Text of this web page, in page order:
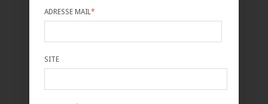
ADRESSE MAIL *
SITE